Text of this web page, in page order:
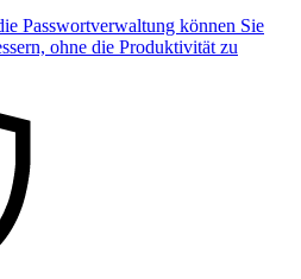
Passwortverwaltung können Sie
ohne die Produktivität zu